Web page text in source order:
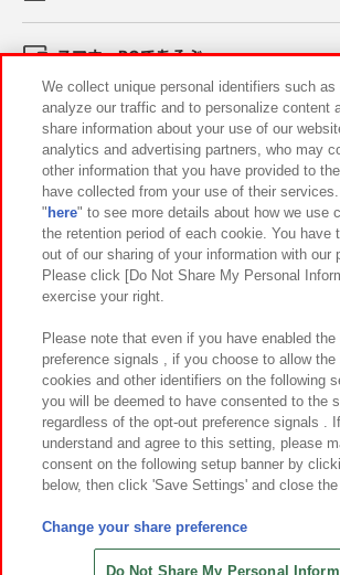
スマホ・PCであそぶ
イベント・キャンペーン
関連会社 サステナビリティ サイ
プライバシーポリシー ウェブアクセシビリ
お取引先さまとともに
カスタマーハラスメント対応方針 よくあるご
©Bandai Namco Amusement Inc.
©Bandai Namco Amusement Lab Inc.
©HANAYASHIKI Co., Ltd. All Rights
We collect unique personal identifiers such
analyze our traffic and to personalize content
share information about your use of our
analytics and advertising partners, who may
other information that you have provided to
have collected from your use of their
" here" to see more details about how we use
the retention period of each cookie. You have
out of our sharing of your information with our
Please click [Do Not Share My Personal
exercise your right.
Please note that even if you have enabled the
preference signals , if you choose to allow the
cookies and other identifiers on the following
you will be deemed to have consented to the
regardless of the opt-out preference signals .
understand and agree to this setting, please
consent on the following setup banner by
below, then click 'Save Settings' and close the
Change your share preference
Do Not Share My Personal